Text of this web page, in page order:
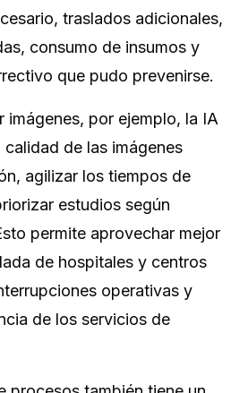
traslados adicionales,
consumo de insumos y
que pudo prevenirse.
imágenes, por ejemplo, la IA
de las imágenes
agilizar los tiempos de
estudios según
permite aprovechar mejor
de hospitales y centros
operativas y
de los servicios de